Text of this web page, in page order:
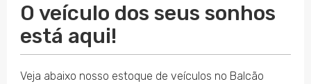
O veículo dos seus sonhos
está aqui!
Veja abaixo nosso estoque de veículos no Balcão